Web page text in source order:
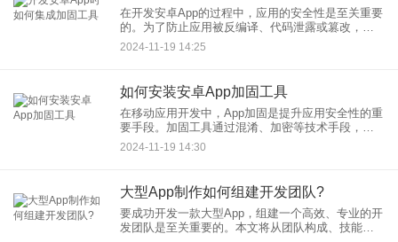
在开发安卓App的过程中，应用的安全性是至关重要
的。为了防止应用被反编译、代码泄露或篡改，开
发者通常会选择集成加固工具来增强应用的安全
性。本文将详细介绍如何在安卓App开发中集成加固
2024-11-19 14:25
如何安装安卓App加固工具‌
在移动应用开发中，App加固是提升应用安全性的重
要手段。加固工具通过混淆、加密等技术手段，有
效防止应用被反编译、篡改或二次打包。本文将详
细介绍如何安装安卓App加固工具，以Jiagu和加固
2024-11-19 14:30
大型App制作如何组建开发团队?
要成功开发一款大型App，组建一个高效、专业的开
发团队是至关重要的。本文将从团队构成、技能需